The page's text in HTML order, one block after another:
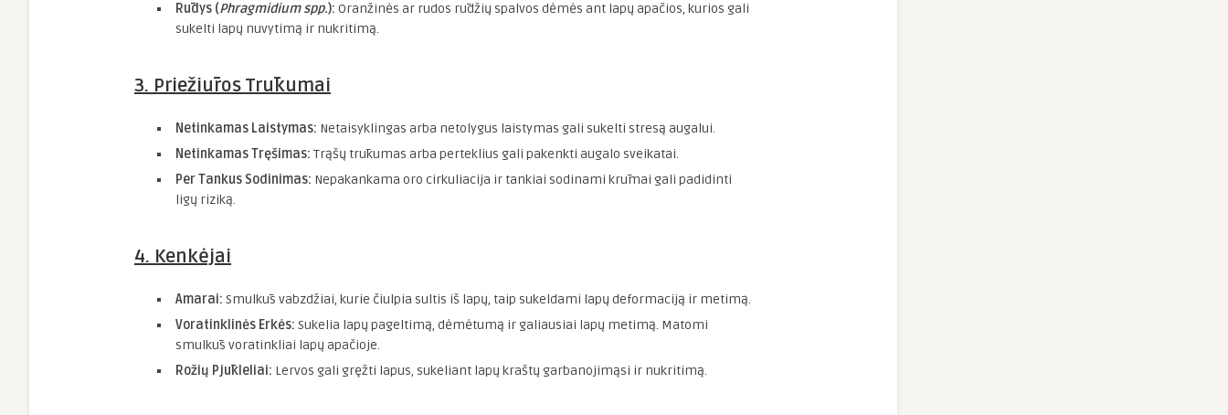
Rūdys (Phragmidium spp.): Oranžinės ar rudos rūdžių spalvos dėmės ant lapų apačios, kurios gali
sukelti lapų nuvytimą ir nukritimą.
3. Priežiūros Trūkumai
Netinkamas Laistymas: Netaisyklingas arba netolygus laistymas gali sukelti stresą augalui.
Netinkamas Tręšimas: Trąšų trūkumas arba perteklius gali pakenkti augalo sveikatai.
Per Tankus Sodinimas: Nepakankama oro cirkuliacija ir tankiai sodinami krūmai gali padidinti
ligų riziką.
4. Kenkėjai
Amarai: Smulkūs vabzdžiai, kurie čiulpia sultis iš lapų, taip sukeldami lapų deformaciją ir metimą.
Voratinklinės Erkės: Sukelia lapų pageltimą, dėmėtumą ir galiausiai lapų metimą. Matomi
smulkūs voratinkliai lapų apačioje.
Rožių Pjūkleliai: Lervos gali gręžti lapus, sukeliant lapų kraštų garbanojimąsi ir nukritimą.